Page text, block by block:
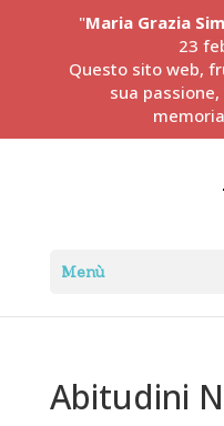
Abitudini
"Maria Grazia
23
Questo sito web,
sua